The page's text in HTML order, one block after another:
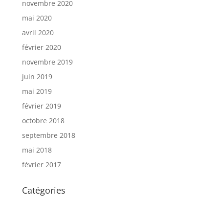
novembre 2020
mai 2020
avril 2020
février 2020
novembre 2019
juin 2019
mai 2019
février 2019
octobre 2018
septembre 2018
mai 2018
février 2017
Catégories